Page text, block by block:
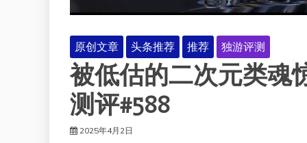
原创文章 头条推荐 推荐 独游评测
被低估的二次元类魂
测评#588
2025年4月2日